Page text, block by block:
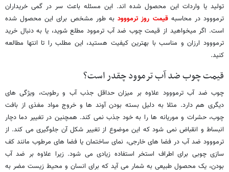
تولید یا واردات این محصول شده اند. این مسئله باعث سر در گمی خریداران
ترمووود در محاسبهقیمت روز ترمووودبه طور مشخص برای این محصول شده
است. اگر میخواهید از قیمت چوب ضد آب ترموود مطلع شوید، یا به دنبال خرید
ترمووود ارزان و مناسب با بهترین کیفیت هستید، این مطلب را تا انتها مطالعه
کنید.
قیمت چوب ضد آب ترموود چقدر است؟
چوب ضد آب ترمووود علاوه بر میزان حداقل جذب آب و رطوبت، ویژگی های
دیگری هم دارد. مثلا به دلیل بسته بودن آوند ها و خروج مواد مغذی از بافت
چوب، حشرات و موریانه ها را به خود جذب نمی کند. همچنین در تغییر دما دچار
انبساط و انقباض نمی شود که این موضوع از تغییر شکل آن جلوگیری می کند. از
ترمووود ضد آب در فضا های خارجی، نمای ساختمان یا فضا های مرطوب مانند کف
سازی چوبی برای اطراف استخر استفاده زیادی می شود. زیرا علاوه بر ضد آب
بودن، یک محصول طبیعی به شمار می آید که برای انسان و محیط زیست مضر به